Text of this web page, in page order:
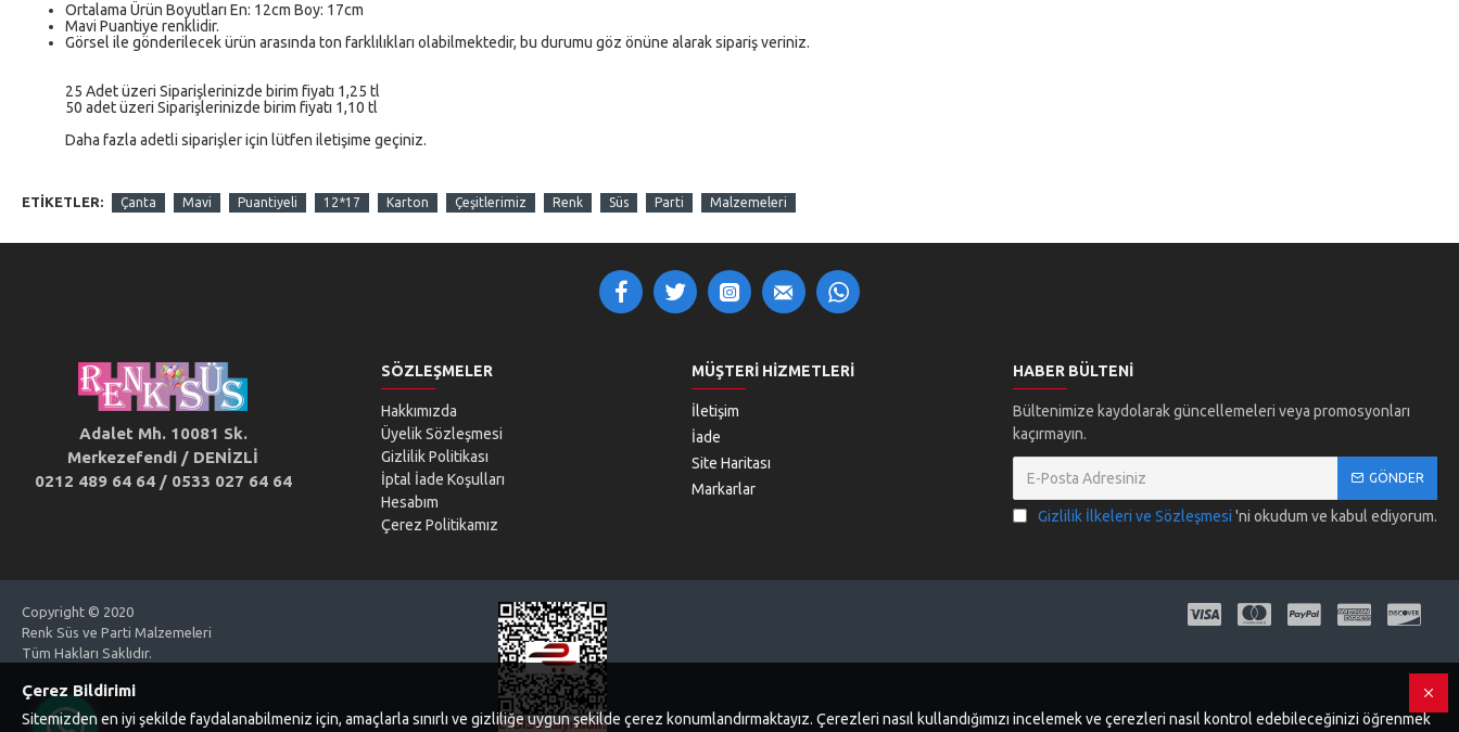
Ortalama Ürün Boyutları En: 12cm Boy: 17cm
Mavi Puantiye renklidir.
Görsel ile gönderilecek ürün arasında ton farklılıkları olabilmektedir, bu durumu göz önüne alarak sipariş veriniz.
25 Adet üzeri Siparişlerinizde birim fiyatı 1,25 tl
50 adet üzeri Siparişlerinizde birim fiyatı 1,10 tl
Daha fazla adetli siparişler için lütfen iletişime geçiniz.
ETIKETLER: Çanta Mavi Puantiyeli 12*17 Karton Çeşitlerimiz Renk Süs Parti Malzemeleri
Adalet Mh. 10081 Sk.
Merkezefendi / DENİZLİ
0212 489 64 64 / 0533 027 64 64
SÖZLEŞMELER
Hakkımızda
Üyelik Sözleşmesi
Gizlilik Politikası
İptal İade Koşulları
Hesabım
Çerez Politikamız
MÜŞTERI HIZMETLERI
İletişim
İade
Site Haritası
Markarlar
HABER BÜLTENI
Bültenimize kaydolarak güncellemeleri veya promosyonları
kaçırmayın.
GÖNDER
Gizlilik İlkeleri ve Sözleşmesi 'ni okudum ve kabul ediyorum.
Copyright © 2020
Renk Süs ve Parti Malzemeleri
Tüm Hakları Saklıdır.
Çerez Bildirimi
Sitemizden en iyi şekilde faydalanabilmeniz için, amaçlarla sınırlı ve gizliliğe uygun şekilde çerez konumlandırmaktayız. Çerezleri nasıl kullandığımızı incelemek ve çerezleri nasıl kontrol edebileceğinizi öğrenmek